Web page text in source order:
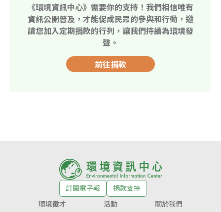
《環境資訊中心》需要你的支持！我們相信唯有
資訊公開普及，才能促成民眾的參與和行動，邀
請您加入定期捐款的行列，讓我們持續為環境發
聲。
前往捐款
訂閱電子報
捐款支持
環境徵才
活動 關於我們